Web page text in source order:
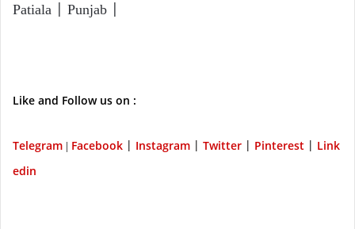
Patiala | Punjab |
Like and Follow us on :
Telegram Facebook Instagram Twitter Pinterest
Link
edin